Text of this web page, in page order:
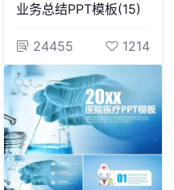
业务总结PPT模板(15)
24455 1214